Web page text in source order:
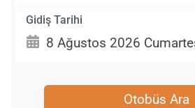
Gidiş Tarihi
Otobüs Ara